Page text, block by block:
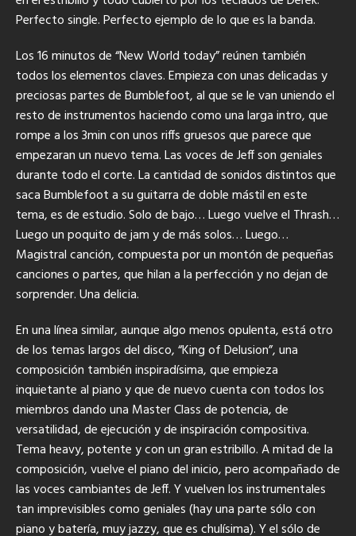
Perfecto single. Perfecto ejemplo de lo que es la banda.
Los 16 minutos de “New World today” reúnen también
todos los elementos claves. Empieza con unas delicadas y
preciosas partes de Bumblefoot, al que se le van uniendo el
resto de instrumentos haciendo como una larga intro, que
rompe a los 3min con unos riffs gruesos que parece que
empezaran un nuevo tema. Las voces de Jeff son geniales
durante todo el corte. La cantidad de sonidos distintos que
saca Bumblefoot a su guitarra de doble mástil en este
tema, es de estudio. Solo de bajo… Luego vuelve el Thrash…
Luego un poquito de jam y de más solos… Luego…
Magistral canción, compuesta por un montón de pequeñas
canciones o partes, que hilan a la perfección y no dejan de
sorprender. Una delicia.
En una línea similar, aunque algo menos opulenta, está otro
de los temas largos del disco, “King of Delusion”, una
composición también inspiradísima, que empieza
inquietante al piano y que de nuevo cuenta con todos los
miembros dando una Master Class de potencia, de
versatilidad, de ejecución y de inspiración compositiva.
Tema heavy, potente y con un gran estribillo. A mitad de la
composición, vuelve el piano del inicio, pero acompañado de
las voces cambiantes de Jeff. Y vuelven los instrumentales
tan imprevisibles como geniales (hay una parte sólo con
piano y batería, muy jazzy, que es chulísima). Y el sólo de